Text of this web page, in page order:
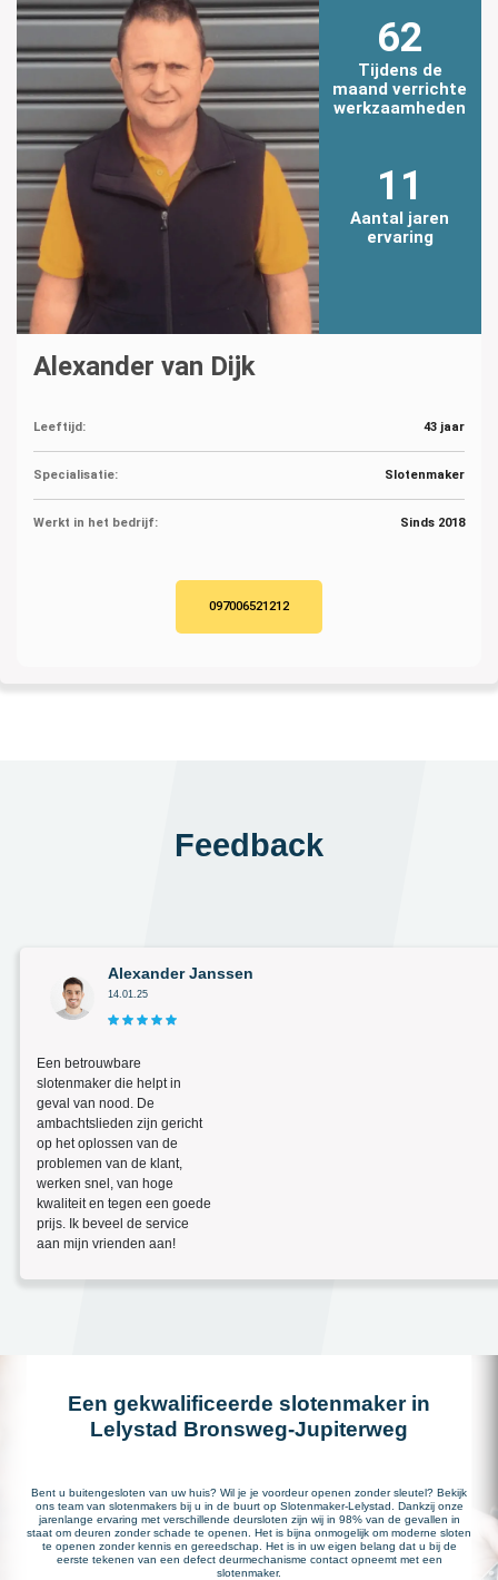
62
Tijdens de
maand verrichte
werkzaamheden
11
Aantal jaren
ervaring
Alexander van Dijk
Leeftijd: 43 jaar
Specialisatie: Slotenmaker
Werkt in het bedrijf: Sinds 2018
097006521212
Feedback
Alexander Janssen
14.01.25
Een betrouwbare
slotenmaker die helpt in
geval van nood. De
ambachtslieden zijn gericht
op het oplossen van de
problemen van de klant,
werken snel, van hoge
kwaliteit en tegen een goede
prijs. Ik beveel de service
aan mijn vrienden aan!
Een gekwalificeerde slotenmaker in
Lelystad Bronsweg-Jupiterweg
Bent u buitengesloten van uw huis? Wil je je voordeur openen zonder sleutel? Bekijk
ons team van slotenmakers bij u in de buurt op Slotenmaker-Lelystad. Dankzij onze
jarenlange ervaring met verschillende deursloten zijn wij in 98% van de gevallen in
staat om deuren zonder schade te openen. Het is bijna onmogelijk om moderne sloten
te openen zonder kennis en gereedschap. Het is in uw eigen belang dat u bij de
eerste tekenen van een defect deurmechanisme contact opneemt met een
slotenmaker.